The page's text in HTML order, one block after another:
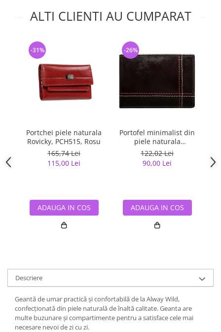
ALTI CLIENTI AU CUMPARAT
Portchei piele naturala
Rovicky, PCH515, Rosu
165,74 Lei
115,00 Lei
-31%
ADAUGA IN COS
Portofel minimalist din
piele naturala
PORMG047
122,02 Lei
90,00 Lei
-26%
ADAUGA IN COS
Descriere
Geantă de umar practică și confortabilă de la Alway Wild,
confecționată din piele naturală de înaltă calitate. Geanta are
multe buzunare și compartimente pentru a satisface cele mai
necesare nevoi de zi cu zi.